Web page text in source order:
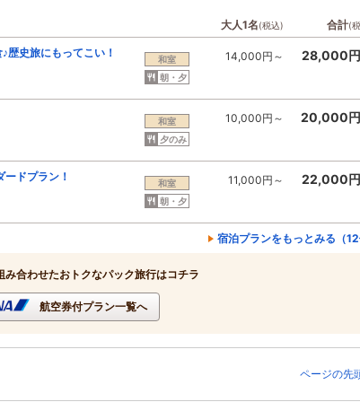
大人1名(税込) 合計(
歴史旅にもってこい！
和室
朝・夕
14,000円～ 28,000
和室
夕のみ
10,000円～ 20,000
ドプラン！
和室
朝・夕
11,000円～ 22,000
宿泊プランをもっとみる（12
合わせたおトクなパック旅行はコチラ
航空券付プラン一覧へ
ページの先